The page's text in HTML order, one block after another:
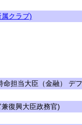
クラブ)
担当大臣（金融） デ
復興大臣政務官)